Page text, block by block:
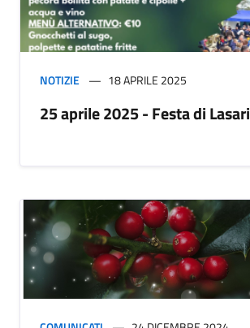
NOTIZIE 18 APRILE 2025
25 aprile 2025 - Festa di Lasari